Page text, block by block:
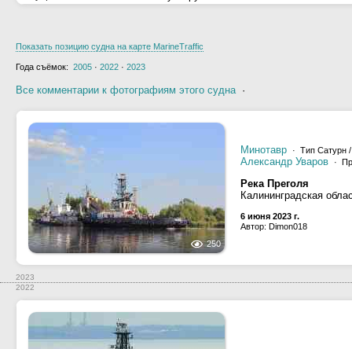
Показать позицию судна на карте MarineTraffic
Года съёмок: 2005 · 2022 · 2023
Все комментарии к фотографиям этого судна·
250
Минотавр · Тип Сатурн
Александр Уваров ·
Река Преголя
Калининградская
6 июня 2023 г.
Автор: Dimon018
2023
2022